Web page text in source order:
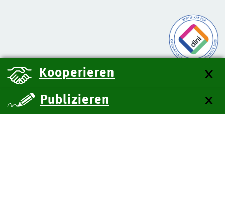
Publizieren
Kooperieren